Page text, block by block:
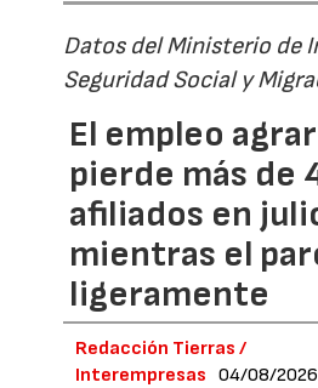
Datos del Ministerio de
Seguridad Social y
El empleo
pierde más de
afiliados en
mientras el
ligeramente
Redacción Tierras /
Interempresas
04/08/2026